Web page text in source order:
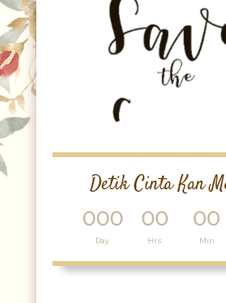
Detik Cinta Kan
000
Day
00
Hrs
00
Min